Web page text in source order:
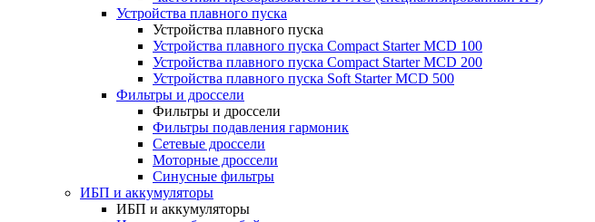
Устройства плавного пуска
Устройства плавного пуска
Устройства плавного пуска Compact Starter MCD 100
Устройства плавного пуска Compact Starter MCD 200
Устройства плавного пуска Soft Starter MCD 500
Фильтры и дроссели
Фильтры и дроссели
Фильтры подавления гармоник
Сетевые дроссели
Моторные дроссели
Синусные фильтры
ИБП и аккумуляторы
ИБП и аккумуляторы